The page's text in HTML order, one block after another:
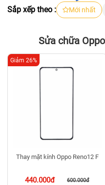
Sắp xếp theo :
Mới nhất
Sửa chữa
Thay mặt kính Oppo Reno12 F
440.000đ 600.000đ
Giảm 26%